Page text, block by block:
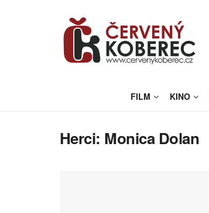
FILM KINO
Herci: Monica Dolan